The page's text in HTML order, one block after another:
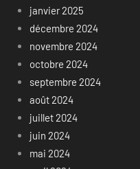
janvier 2025
décembre 2024
novembre 2024
octobre 2024
septembre 2024
août 2024
juillet 2024
juin 2024
mai 2024